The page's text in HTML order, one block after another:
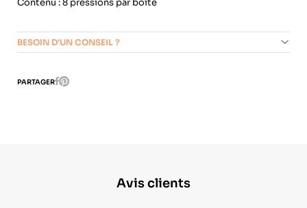
BESOIN D'UN CONSEIL ?
PARTAGERFacebook
Pinterest
Avis clients